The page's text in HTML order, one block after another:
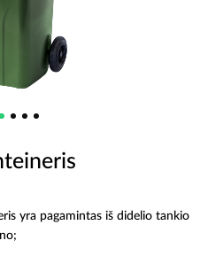
yra pagamintas iš didelio tankio